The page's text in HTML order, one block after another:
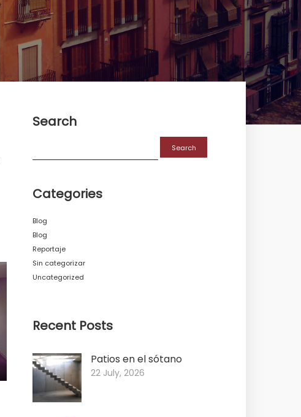
Search
Categories
Blog
Blog
Reportaje
Sin categorizar
Uncategorized
Recent Posts
Patios en el sótano
22 July, 2026